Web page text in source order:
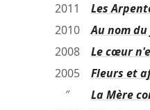
2011
Les
2010
Au nom
2008
Le cœur
2005
Fleurs et
″
La Mère